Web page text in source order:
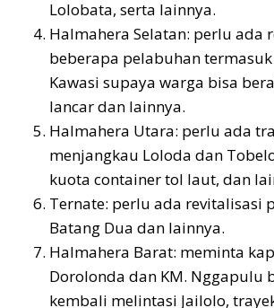
Lolobata, serta lainnya.
Halmahera Selatan: perlu ada
beberapa pelabuhan
Kawasi supaya warga bisa
lancar dan lainnya.
Halmahera Utara: perlu ada
menjangkau Loloda dan
kuota container tol laut, dan
Ternate: perlu ada revitalisasi
Batang Dua dan lainnya.
Halmahera Barat: meminta
Dorolonda dan KM. Nggapulu
kembali melintasi Jailolo,